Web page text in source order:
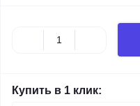
Купить в 1 клик: